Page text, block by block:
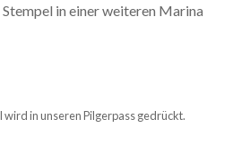
Stempel in einer weiteren Marina
wird in unseren Pilgerpass gedrückt.